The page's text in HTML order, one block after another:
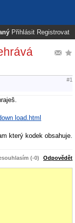
Přihlásit Registrovat
#1
load.html
který kodek obsahuje.
(-0) Odpovědět